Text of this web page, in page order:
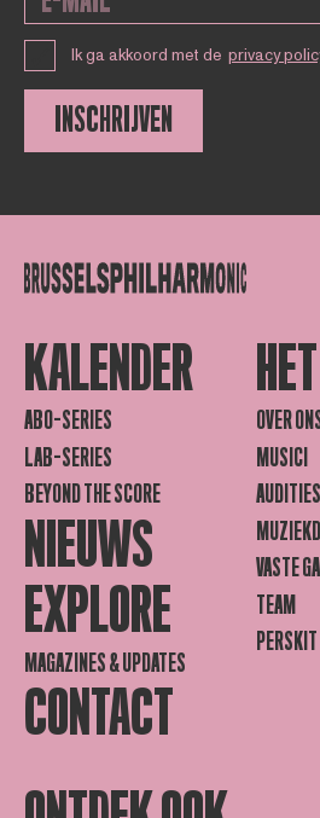
Ik ga akkoord met de privacy
INSCHRIJVEN
KALENDER
ABO-SERIES
LAB-SERIES
BEYOND THE SCORE
NIEUWS
EXPLORE
MAGAZINES & UPDATES
CONTACT
OVER
MUSICI
AUDITIES
VASTE
TEAM
PERSKIT